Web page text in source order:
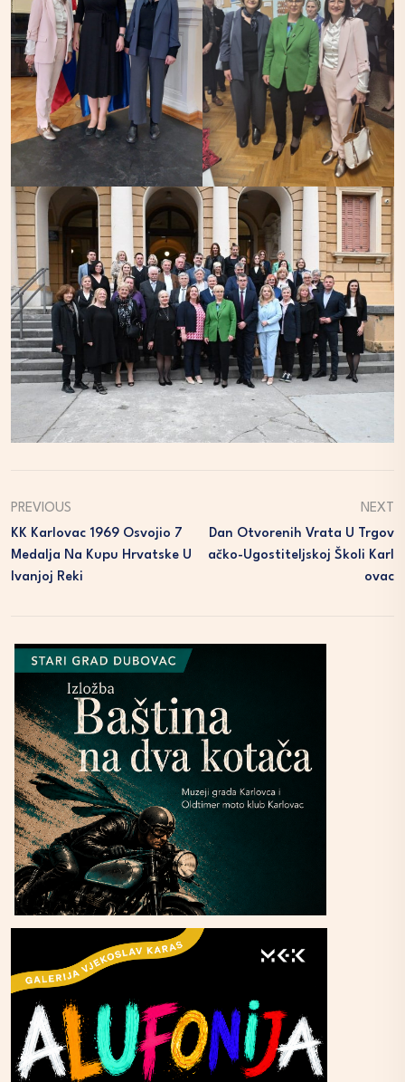
PREVIOUS
KK Karlovac 1969 Osvojio 7
Medalja Na Kupu Hrvatske U
Ivanjoj Reki
NEXT
Dan Otvorenih Vrata U Trgov
Ačko-Ugostiteljskoj Školi Karl
Ovac